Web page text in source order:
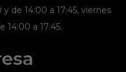
de 14:00 a 17:45, viernes
14:00 a 17:45.